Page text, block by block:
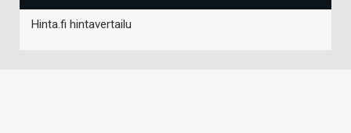
Hinta.fi hintavertailu